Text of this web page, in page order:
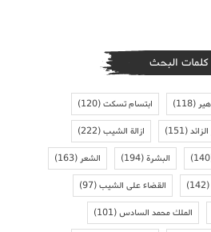
كلمات البحث
(118) ابتسام تسكت(120)
(151) ازالة الشيب(222)
البشرة(194) الشعر(163)
(142) القضاء على الشيب(97)
الملك محمد السادس(101)